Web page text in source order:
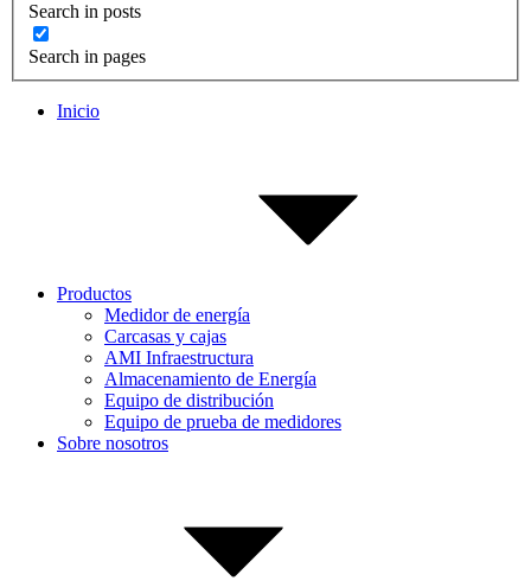
Search in posts
Search in pages
Inicio
Productos
Medidor de energía
Carcasas y cajas
AMI Infraestructura
Almacenamiento de Energía
Equipo de distribución
Equipo de prueba de medidores
Sobre nosotros